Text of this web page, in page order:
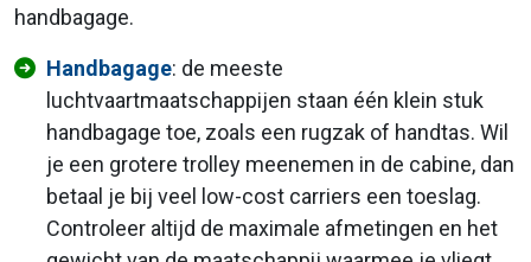
handbagage.
Handbagage: de meeste
luchtvaartmaatschappijen staan één klein stuk
handbagage toe, zoals een rugzak of handtas. Wil
je een grotere trolley meenemen in de cabine, dan
betaal je bij veel low-cost carriers een toeslag.
Controleer altijd de maximale afmetingen en het